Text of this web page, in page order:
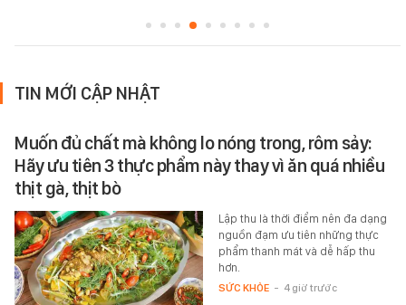
TIN MỚI CẬP NHẬT
Muốn đủ chất mà không lo nóng trong, rôm sảy:
Hãy ưu tiên 3 thực phẩm này thay vì ăn quá nhiều
thịt gà, thịt bò
Lập thu là thời điểm nên đa dạng
nguồn đạm ưu tiên những thực
phẩm thanh mát và dễ hấp thu
hơn.
SỨC KHỎE - 4 giờ trước